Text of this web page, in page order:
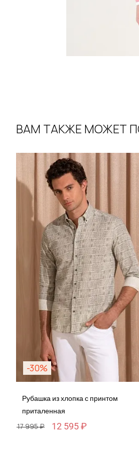
ВАМ ТАКЖЕ МОЖЕТ
-30%
Рубашка из хлопка с принтом
приталенная
17 995 ₽ 12 595 ₽